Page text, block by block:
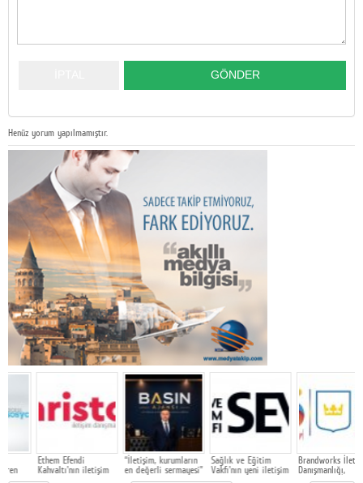
Henüz yorum yapılmamıştır.
Ethem Efendi
Kahvaltı'nın iletişim
ajansı Aristo oldu
“İletişim, kurumların
en değerli sermayesi”
Sağlık ve Eğitim
Vakfı'nın yeni iletişim
ajansı Marjinal
Brandworks İletişim
Danışmanlığı,
portföyüne İsveç